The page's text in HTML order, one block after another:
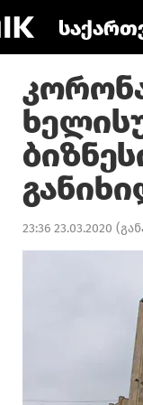
23:36 23.03.2020